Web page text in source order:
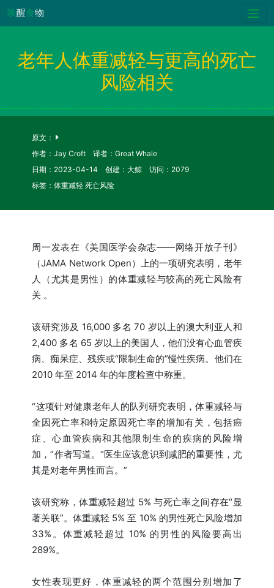
唤醒食物
老年人体重减轻与更高的死亡
风险相关
原文：
作者：Jay Croft 译者：Great Whale
日期：2023-04-14 创建：大鲸 访问：2079
标签：体重减轻 死亡风险
周一发表在《美国医学会杂志——网络开放子刊》
（JAMA Network Open）上的一项研究表明，老年
人（尤其是男性）的体重减轻与较高的死亡风险有
关 。
该研究涉及 16,000 多名 70 岁以上的澳大利亚人和
2,400 多名 65 岁以上的美国人，他们没有心血管疾
病、痴呆症、残疾或“限制生命的”慢性疾病。他们在
2010 年至 2014 年的年度检查中称重。
“这项针对健康老年人的队列研究表明，体重减轻与
全因死亡率和特定原因死亡率的增加有关，包括癌
症、心血管疾病和其他限制生命的疾病的风险增
加，”作者写道。“医生应该意识到减肥的重要性，尤
其是对老年男性而言。”
该研究称，体重减轻超过 5% 与死亡率之间存在“显
著关联”。体重减轻 5% 至 10% 的男性死亡风险增加
33%。体重减轻超过 10% 的男性的风险要高出
289%。
女性表现更好，体重减轻的两个范围分别增加了